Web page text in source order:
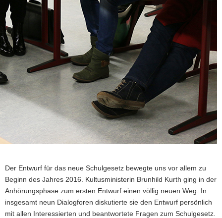
Der Entwurf für das neue Schulgesetz bewegte uns vor allem zu
Beginn des Jahres 2016. Kultusministerin Brunhild Kurth ging in der
Anhörungsphase zum ersten Entwurf einen völlig neuen Weg. In
insgesamt neun Dialogforen diskutierte sie den Entwurf persönlich
mit allen Interessierten und beantwortete Fragen zum Schulgesetz.